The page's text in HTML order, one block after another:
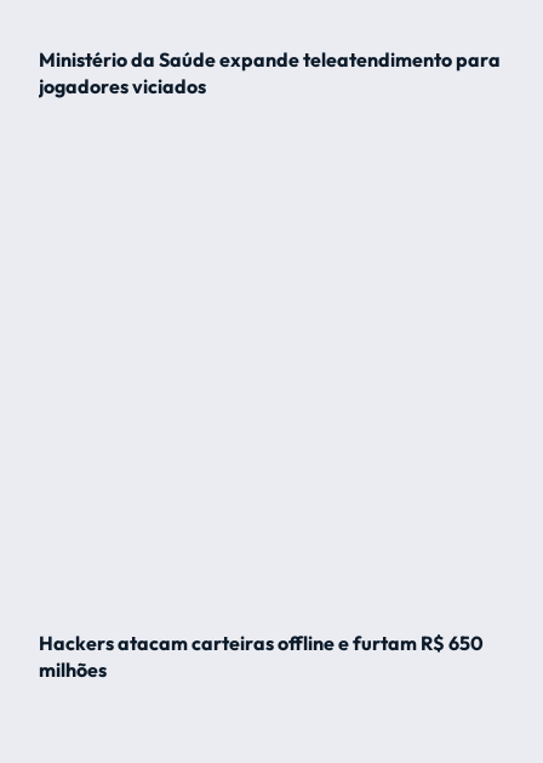
Ministério da Saúde expande teleatendimento para
jogadores viciados
Hackers atacam carteiras offline e furtam R$ 650
milhões